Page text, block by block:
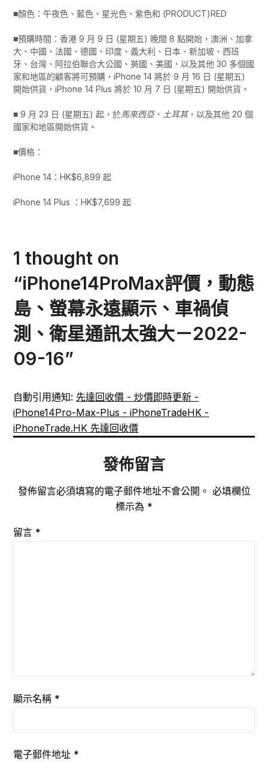
■顏色：午夜色、藍色、星光色、紫色和 (PRODUCT)RED
■預購時間：香港 9 月 9 日 (星期五) 晚間 8 點開始，澳洲、加拿
大、中國、法國、德國、印度、義大利、日本、新加坡、西班
牙、台灣、阿拉伯聯合大公國、英國、美國，以及其他 30 多個國
家和地區的顧客將可預購，iPhone 14 將於 9 月 16 日 (星期五)
開始供貨，iPhone 14 Plus 將於 10 月 7 日 (星期五) 開始供貨。
■ 9 月 23 日 (星期五) 起，於馬來西亞、 土耳其，以及其他 20 個
國家和地區開始供貨。
■價格：
iPhone 14：HK$6,899 起
iPhone 14 Plus ：HK$7,699 起
1 thought on
“iPhone14ProMax評價，動態
島、螢幕永遠顯示、車禍偵
測、衛星通訊太強大－2022-
09-16”
自動引用通知: 先達回收價 - 炒價即時更新 -
iPhone14Pro-Max-Plus - iPhoneTradeHK -
iPhoneTrade.HK 先達回收價
發佈留言
發佈留言必須填寫的電子郵件地址不會公開。 必填欄位
標示為 *
留言 *
顯示名稱 *
電子郵件地址 *